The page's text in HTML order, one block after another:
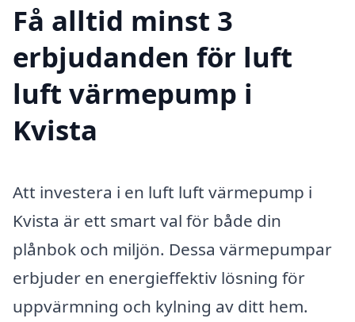
Få alltid minst 3
erbjudanden för luft
luft värmepump i
Kvista
Att investera i en luft luft värmepump i
Kvista är ett smart val för både din
plånbok och miljön. Dessa värmepumpar
erbjuder en energieffektiv lösning för
uppvärmning och kylning av ditt hem.